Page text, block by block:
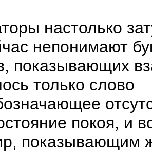
настолько
непонимают
показывающих
только слово
покоя, и
показывающим